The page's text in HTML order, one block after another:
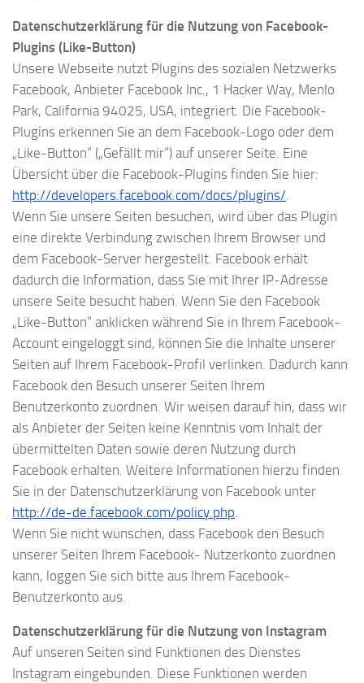
Datenschutzerklärung für die Nutzung von Facebook-
Plugins (Like-Button)
Unsere Webseite nutzt Plugins des sozialen Netzwerks
Facebook, Anbieter Facebook Inc., 1 Hacker Way, Menlo
Park, California 94025, USA, integriert. Die Facebook-
Plugins erkennen Sie an dem Facebook-Logo oder dem
„Like-Button“ („Gefällt mir“) auf unserer Seite. Eine
Übersicht über die Facebook-Plugins finden Sie hier:
http://developers.facebook.com/docs/plugins/
Wenn Sie unsere Seiten besuchen, wird über das Plugin
eine direkte Verbindung zwischen Ihrem Browser und
dem Facebook-Server hergestellt. Facebook erhält
dadurch die Information, dass Sie mit Ihrer IP-Adresse
unsere Seite besucht haben. Wenn Sie den Facebook
„Like-Button“ anklicken während Sie in Ihrem Facebook-
Account eingeloggt sind, können Sie die Inhalte unserer
Seiten auf Ihrem Facebook-Profil verlinken. Dadurch kann
Facebook den Besuch unserer Seiten Ihrem
Benutzerkonto zuordnen. Wir weisen darauf hin, dass wir
als Anbieter der Seiten keine Kenntnis vom Inhalt der
übermittelten Daten sowie deren Nutzung durch
Facebook erhalten. Weitere Informationen hierzu finden
Sie in der Datenschutzerklärung von Facebook unter
http://de-de.facebook.com/policy.php
Wenn Sie nicht wünschen, dass Facebook den Besuch
unserer Seiten Ihrem Facebook- Nutzerkonto zuordnen
kann, loggen Sie sich bitte aus Ihrem Facebook-
Benutzerkonto aus.
Datenschutzerklärung für die Nutzung von Instagram
Auf unseren Seiten sind Funktionen des Dienstes
Instagram eingebunden. Diese Funktionen werden